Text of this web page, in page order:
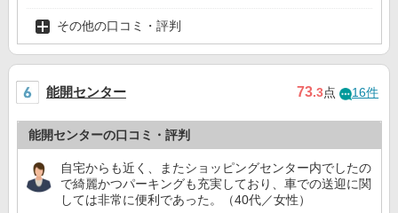
その他の口コミ・評判
能開センター 73.3点 16件
能開センターの口コミ・評判
自宅からも近く、またショッピングセンター内でしたの
で綺麗かつパーキングも充実しており、車での送迎に関
しては非常に便利であった。（40代／女性）